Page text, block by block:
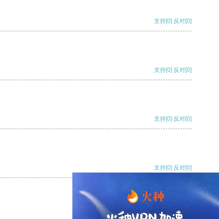
支持[0] 反对[0]
支持[0] 反对[0]
支持[0] 反对[0]
支持[0] 反对[0]
支持[0] 反对